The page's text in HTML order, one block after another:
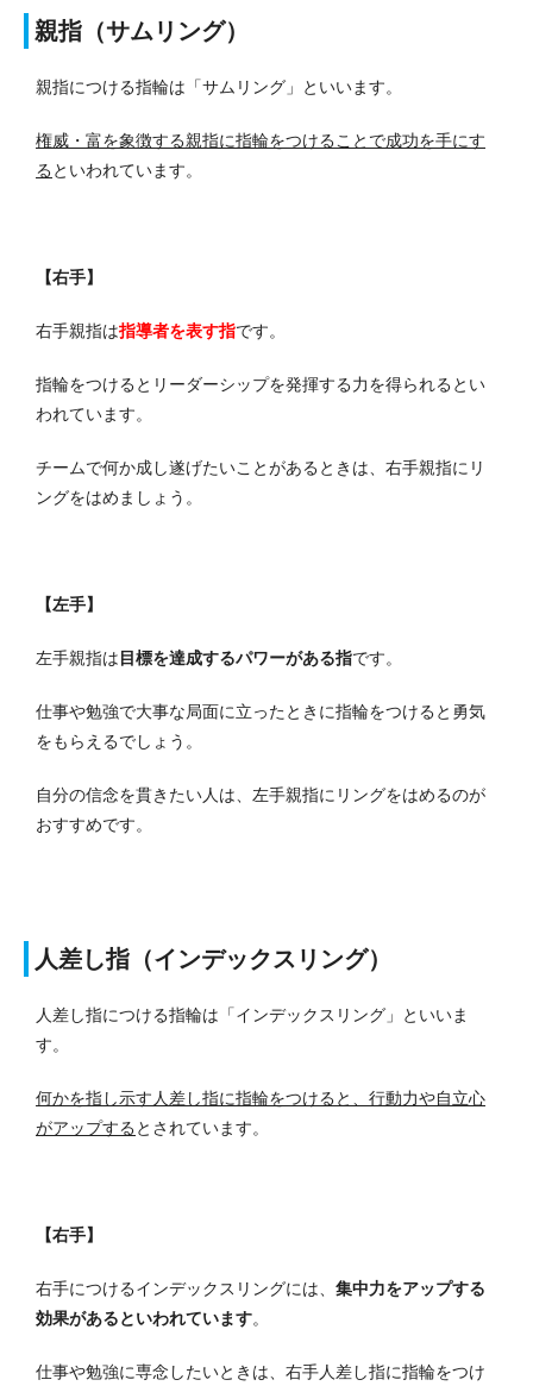
親指（サムリング）
親指につける指輪は「サムリング」といいます。
権威・富を象徴する親指に指輪をつけることで成功を手にす
る といわれています。
【右手】
右手親指は指導者を表す指です。
指輪をつけるとリーダーシップを発揮する力を得られるとい
われています。
チームで何か成し遂げたいことがあるときは、右手親指にリ
ングをはめましょう。
【左手】
左手親指は 目標を達成するパワーがある指です。
仕事や勉強で大事な局面に立ったときに指輪をつけると勇気
をもらえるでしょう。
自分の信念を貫きたい人は、左手親指にリングをはめるのが
おすすめです。
人差し指（インデックスリング）
人差し指につける指輪は「インデックスリング」といいま
す。
何かを指し示す人差し指に指輪をつけると、行動力や自立心
がアップする とされています。
【右手】
右手につけるインデックスリングには、 集中力をアップする
効果があるといわれています。
仕事や勉強に専念したいときは、右手人差し指に指輪をつけ